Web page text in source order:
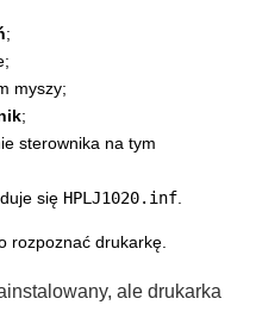
;
myszy;
;
sterownika na tym
się HPLJ1020.inf
rozpoznać drukarkę.
ale drukarka